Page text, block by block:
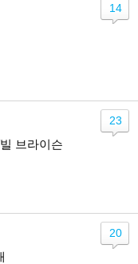
14
브라이슨
23
20